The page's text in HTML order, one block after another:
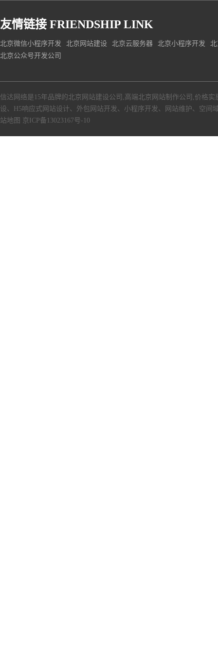
友情链接 FRIENDSHIP LINK
北京微信小程序开发 北京网站建设 北京云服务器 北京小程序开发
北京公众号开发公司
信达网络是15年品牌的北京网站建设公司,高端北京网站制作公司,价格
设、H5响应式网站设计、外包网站开发、小程序开发、网站维护、空
站地图 京ICP备13023167号-10